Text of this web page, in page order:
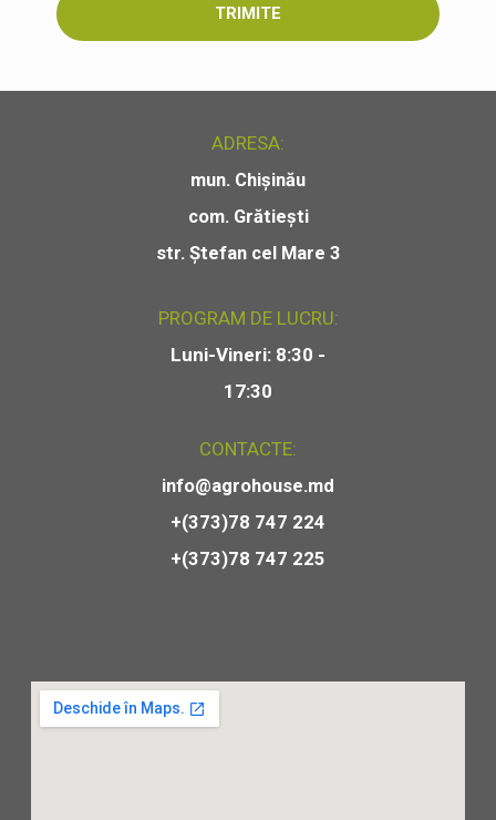
TRIMITE
ADRESA:
mun. Chișinău
com. Grătiești
str. Ștefan cel Mare 3
PROGRAM DE LUCRU:
Luni-Vineri: 8:30 -
17:30
CONTACTE:
info@agrohouse.md
+(373)78 747 224
+(373)78 747 225